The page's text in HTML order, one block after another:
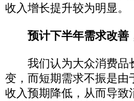
收入增长提升较为明显。
预计下半年需求改善
我们认为大众消费品
变，而短期需求不振是
收入预期降低，从而导